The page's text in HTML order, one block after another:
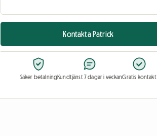
Kontakta Patrick
Säker betalningKundtjänst 7 dagar i veckanGratis kontakt